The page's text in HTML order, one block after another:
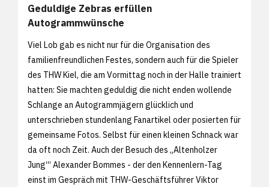
Geduldige Zebras erfüllen
Autogrammwünsche
Viel Lob gab es nicht nur für die Organisation des
familienfreundlichen Festes, sondern auch für die Spieler
des THW Kiel, die am Vormittag noch in der Halle trainiert
hatten: Sie machten geduldig die nicht enden wollende
Schlange an Autogrammjägern glücklich und
unterschrieben stundenlang Fanartikel oder posierten für
gemeinsame Fotos. Selbst für einen kleinen Schnack war
da oft noch Zeit. Auch der Besuch des „Altenholzer
Jung‘“ Alexander Bommes - der den Kennenlern-Tag
einst im Gespräch mit THW-Geschäftsführer Viktor